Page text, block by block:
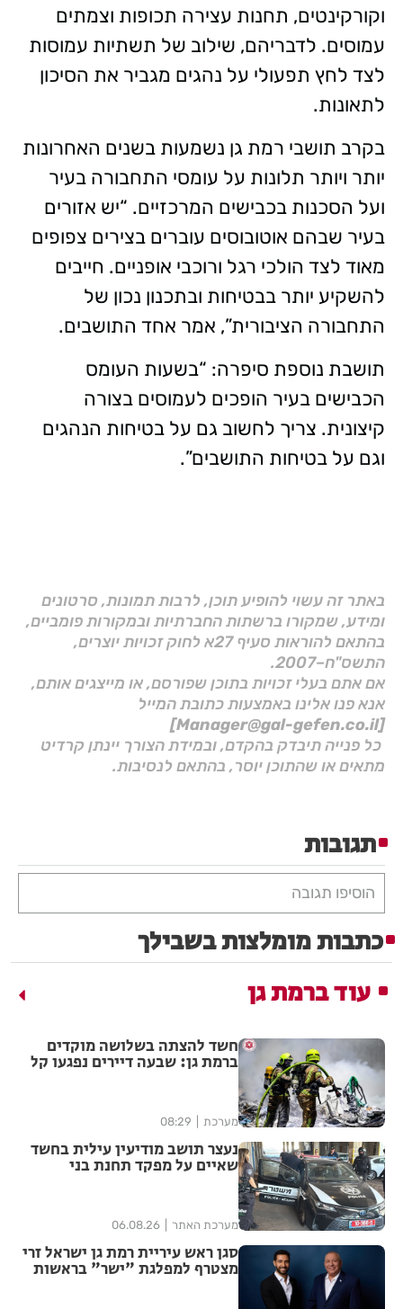
וקורקינטים, תחנות עצירה תכופות וצמתים
עמוסים. לדבריהם, שילוב של תשתיות עמוסות
לצד לחץ תפעולי על נהגים מגביר את הסיכון
לתאונות.
בקרב תושבי רמת גן נשמעות בשנים האחרונות
יותר ויותר תלונות על עומסי התחבורה בעיר
ועל הסכנות בכבישים המרכזיים. “יש אזורים
בעיר שבהם אוטובוסים עוברים בצירים צפופים
מאוד לצד הולכי רגל ורוכבי אופניים. חייבים
להשקיע יותר בבטיחות ובתכנון נכון של
התחבורה הציבורית”, אמר אחד התושבים.
תושבת נוספת סיפרה: “בשעות העומס
הכבישים בעיר הופכים לעמוסים בצורה
קיצונית. צריך לחשוב גם על בטיחות הנהגים
וגם על בטיחות התושבים”.
באתר זה עשוי להופיע תוכן, לרבות תמונות, סרטונים
ומידע, שמקורו ברשתות החברתיות ובמקורות פומביים,
בהתאם להוראות סעיף 27א לחוק זכויות יוצרים,
התשס"ח–2007.
אם אתם בעלי זכויות בתוכן שפורסם, או מייצגים אותם,
אנא פנו אלינו באמצעות כתובת המייל
[Manager@gal-gefen.co.il]
כל פנייה תיבדק בהקדם, ובמידת הצורך יינתן קרדיט
מתאים או שהתוכן יוסר, בהתאם לנסיבות.
תגובות
הוסיפו תגובה
כתבות מומלצות בשבילך
עוד ברמת גן
חשד להצתה בשלושה מוקדים
ברמת גן: שבעה דיירים נפגעו קל
מערכת 08:29
נעצר תושב מודיעין עילית בחשד
שאיים על מפקד תחנת בני
מערכת האתר 06.08.26
סגן ראש עיריית רמת גן ישראל זרי
מצטרף למפלגת "ישר" בראשות